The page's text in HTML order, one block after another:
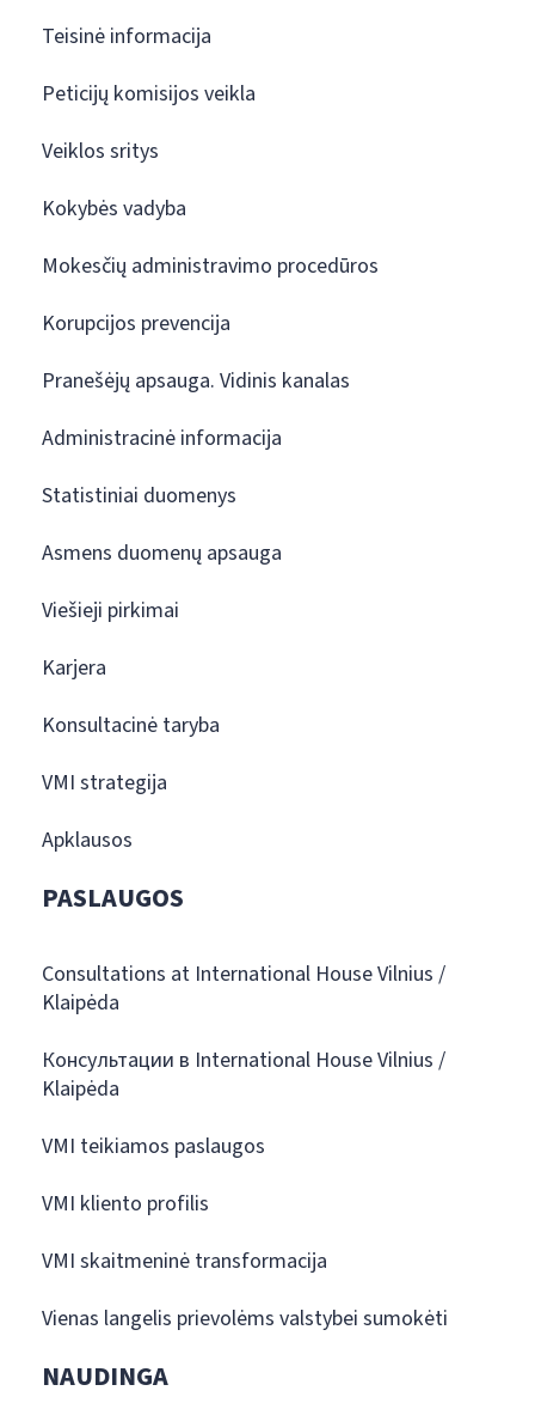
Teisinė informacija
Peticijų komisijos veikla
Veiklos sritys
Kokybės vadyba
Mokesčių administravimo procedūros
Korupcijos prevencija
Pranešėjų apsauga. Vidinis kanalas
Administracinė informacija
Statistiniai duomenys
Asmens duomenų apsauga
Viešieji pirkimai
Karjera
Konsultacinė taryba
VMI strategija
Apklausos
PASLAUGOS
Consultations at International House Vilnius /
Klaipėda
Консультации в International House Vilnius /
Klaipėda
VMI teikiamos paslaugos
VMI kliento profilis
VMI skaitmeninė transformacija
Vienas langelis prievolėms valstybei sumokėti
NAUDINGA